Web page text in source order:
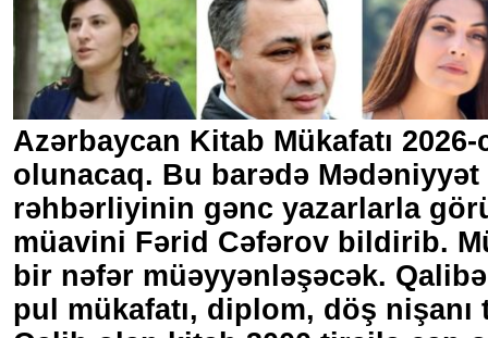
Azərbaycan Kitab Mükafatı 2026-
olunacaq. Bu barədə
rəhbərliyinin gənc yazarlarla
müavini Fərid Cəfərov bildirib.
bir nəfər müəyyənləşəcək.
pul mükafatı, diplom, döş